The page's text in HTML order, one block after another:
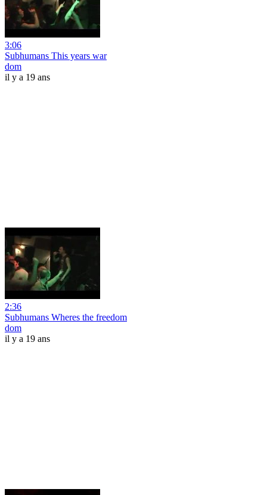
3:06
Subhumans This years war
dom
il y a 19 ans
2:36
Subhumans Wheres the freedom
dom
il y a 19 ans